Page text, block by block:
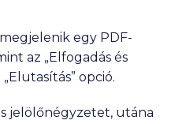
egy PDF-
az „Elfogadás és
opció.
jelölőnégyzetet, utána